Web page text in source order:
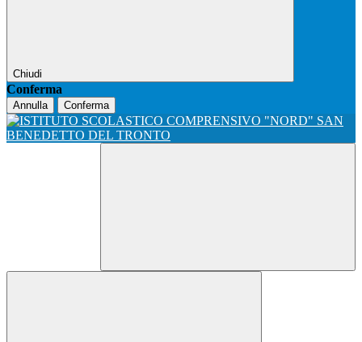
Chiudi
Conferma
Annulla Conferma